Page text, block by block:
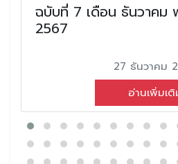
ฉบับที่ 7 เดือน ธันวาคม
2567
27 ธันวาคม
อ่านเพิ่มเ